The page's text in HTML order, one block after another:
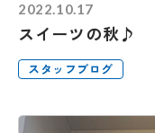
2022.10.17
スイーツの秋♪
スタッフブログ